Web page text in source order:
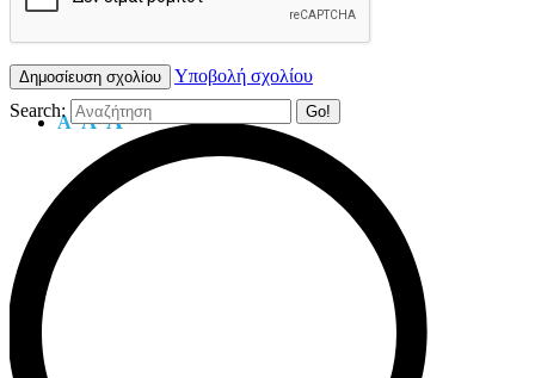
Υποβολή σχολίου
A A A
Search: